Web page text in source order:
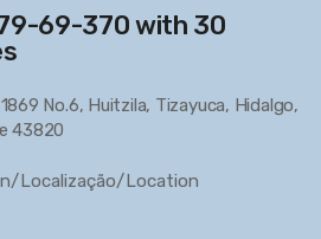
69-370 with 30
No.6, Huitzila, Tizayuca, Hidalgo,
43820
Localização/Location